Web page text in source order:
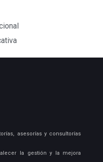
asesorías y consultorías
la gestión y la mejora